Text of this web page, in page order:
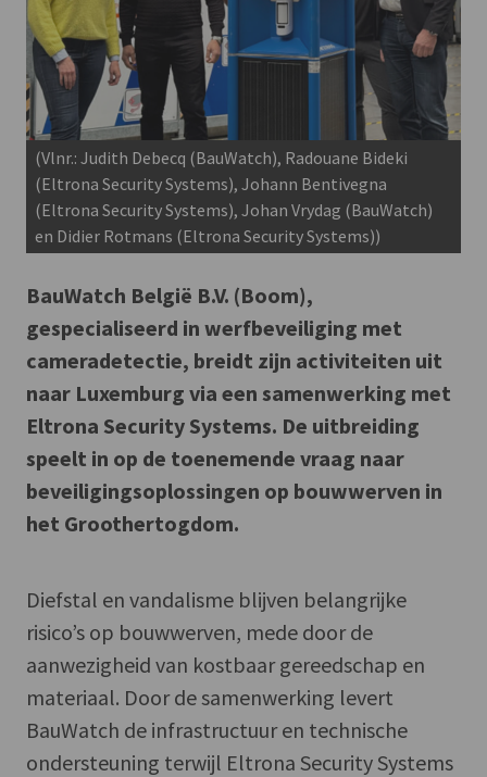
(Vlnr.: Judith Debecq (BauWatch), Radouane Bideki
(Eltrona Security Systems), Johann Bentivegna
(Eltrona Security Systems), Johan Vrydag (BauWatch)
en Didier Rotmans (Eltrona Security Systems))
BauWatch België B.V. (Boom),
gespecialiseerd in werfbeveiliging met
cameradetectie, breidt zijn activiteiten uit
naar Luxemburg via een samenwerking met
Eltrona Security Systems. De uitbreiding
speelt in op de toenemende vraag naar
beveiligingsoplossingen op bouwwerven in
het Groothertogdom.
Diefstal en vandalisme blijven belangrijke
risico’s op bouwwerven, mede door de
aanwezigheid van kostbaar gereedschap en
materiaal. Door de samenwerking levert
BauWatch de infrastructuur en technische
ondersteuning terwijl Eltrona Security Systems